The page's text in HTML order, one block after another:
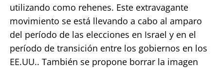
utilizando como rehenes. Este extravagante
movimiento se está llevando a cabo al amparo
del período de las elecciones en Israel y en el
período de transición entre los gobiernos en los
EE.UU.. También se propone borrar la imagen